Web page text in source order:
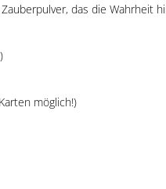
das die Wahrheit
möglich!)